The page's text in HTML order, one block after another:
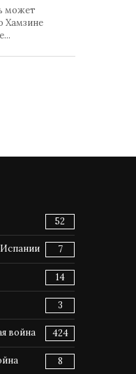
может
Хамзине
52
7
14
3
война 424
8